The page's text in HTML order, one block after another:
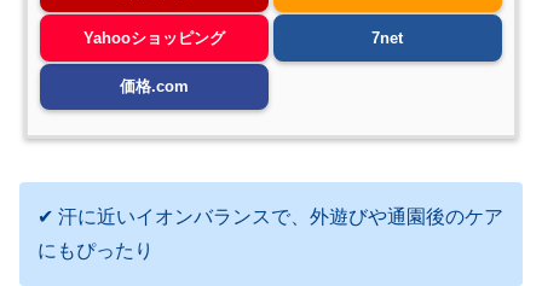
Yahooショッピング 7net
価格.com
✔ 汗に近いイオンバランスで、外遊びや通園後のケア
にもぴったり